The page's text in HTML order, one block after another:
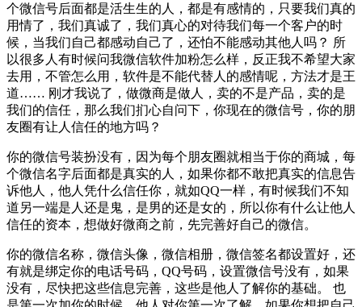
个微信号后面都是活生生的人，都是有感情的，只要我们真的
用情了，我们真诚了，我们真心的对待我们每一个客户的时
候，当我们自己都感动自己了，还怕不能感动其他人吗？ 所
以很多人有时候问我微信软件加粉怎么样，反正我不希望大家
去用，不管怎么用，软件是不能代替人的感情呢，方法才是王
道…… 刚才我说了，做微商是做人，卖的不是产品，卖的是
我们的信任，那么我们扪心自问下，你现在的微信号，你的朋
友圈有让人信任的地方吗？
你的微信号装扮没有，因为每个朋友圈就相当于你的商城，每
个微信名字后面都是真实的人，如果你都不敢把真实的信息告
诉他人，他人凭什么信任你，就如QQ一样，有时候我们不知
道另一端是人还是鬼，是男的还是女的，所以你有什么让他人
信任的资本，想做好微商之前，先完善好自己的微信。
你的微信名称，微信头像，微信相册，微信签名都设置好，还
有就是绑定你的电话号码，QQ号码，设置微信号没有，如果
没有，尽快把这些信息完善，这些是他人了解你的基础。 也